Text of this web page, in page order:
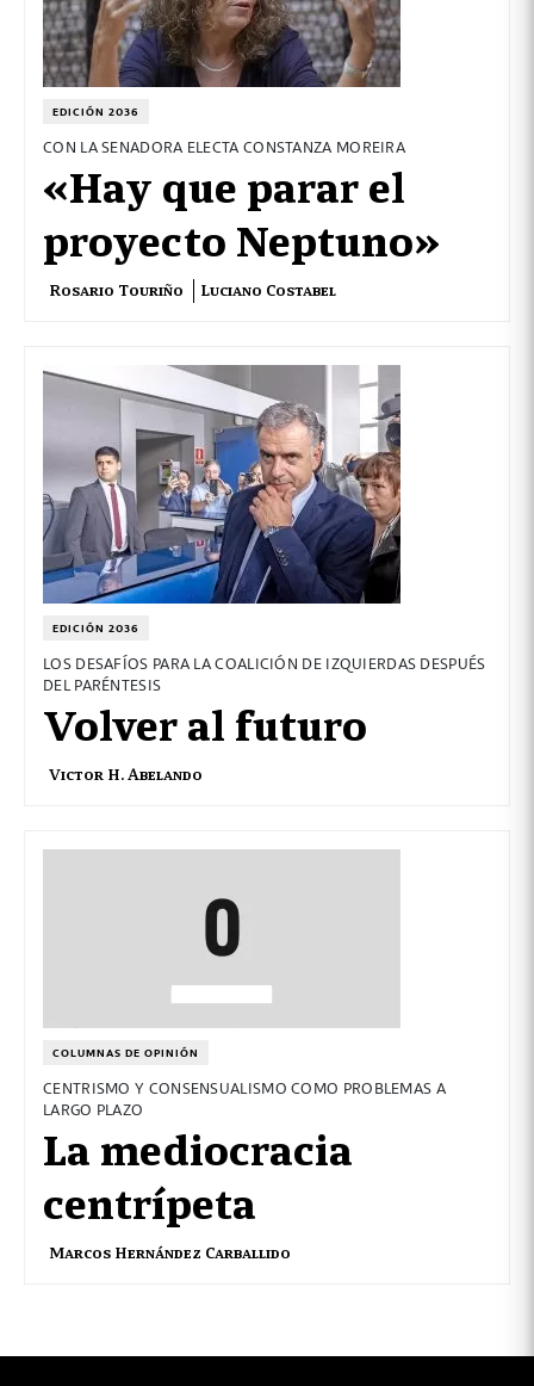
EDICIÓN 2036
CON LA SENADORA ELECTA CONSTANZA MOREIRA
«Hay que parar el
proyecto Neptuno»
Rosario Touriño Luciano Costabel
EDICIÓN 2036
LOS DESAFÍOS PARA LA COALICIÓN DE IZQUIERDAS DESPUÉS
DEL PARÉNTESIS
Volver al futuro
Victor H. Abelando
COLUMNAS DE OPINIÓN
CENTRISMO Y CONSENSUALISMO COMO PROBLEMAS A
LARGO PLAZO
La mediocracia
centrípeta
Marcos Hernández Carballido